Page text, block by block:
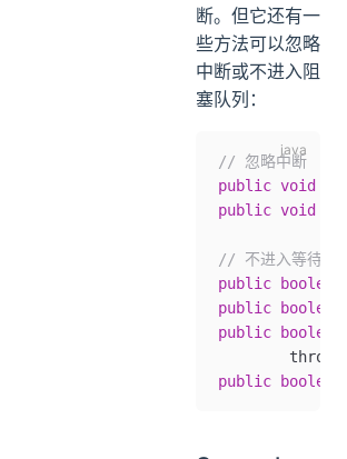
断。但它还有一
些方法可以忽略
中断或不进入阻
塞队列：
// 忽略中断
public void
public void
// 不进入等待队
public boolean
public boolean
public boolean
public boolean